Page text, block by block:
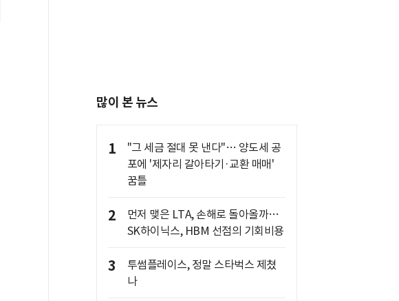
많이 본 뉴스
1
"그 세금 절대 못 낸다"… 양도세 공
포에 '제자리 갈아타기·교환 매매'
꿈틀
2
먼저 맺은 LTA, 손해로 돌아올까…
SK하이닉스, HBM 선점의 기회비용
3
투썸플레이스, 정말 스타벅스 제쳤
나